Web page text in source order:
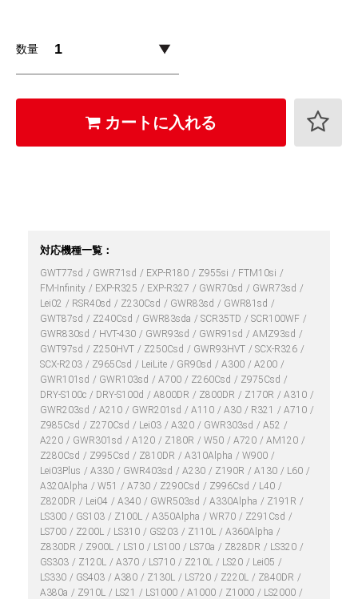
対応機種一覧：
GWT77sd GWR71sd EXP-R180 Z955si
FTM10si
FM-Infinity
EXP-R325 EXP-R327 GWR70sd
GWR73sd
Lei02
RSR40sd Z230Csd GWR83sd
GWR81sd
GWT87sd
Z240Csd GWR83sda SCR35TD
SCR100WF
GWR830sd
HVT-430 GWR93sd GWR91sd
AMZ93sd
GWT97sd
Z250HVT Z250Csd GWR93HVT
SCX-R326
SCX-R203
Z965Csd LeiLite GR90sd A300
A200
GWR101sd
GWR103sd A700 Z260Csd
Z975Csd
DRY-S100c
DRY-S100d A800DR Z800DR Z170R
A310
GWR203sd
A210 GWR201sd A110 A30 R321
A710
Z985Csd
Z270Csd Lei03 A320 GWR303sd
A52
A220
GWR301sd A120 Z180R W50 A720
AM120
Z280Csd
Z995Csd Z810DR A310Alpha
W900
Lei03Plus
A330 GWR403sd A230 Z190R A130
L60
A320Alpha
W51 A730 Z290Csd Z996Csd
L40
Z820DR
Lei04 A340 GWR503sd A330Alpha
Z191R
LS300
GS103 Z100L A350Alpha WR70
Z291Csd
LS700
Z200L LS310 GS203 Z110L
A360Alpha
Z830DR
Z900L LS10 LS100 LS70a Z828DR
LS320
GS303
Z120L A370 LS710 Z210L LS20
Lei05
LS330
GS403 A380 Z130L LS720 Z220L
Z840DR
A380a
Z910L LS21 LS1000 A1000 Z1000
LS2000
数量
カートに入れる